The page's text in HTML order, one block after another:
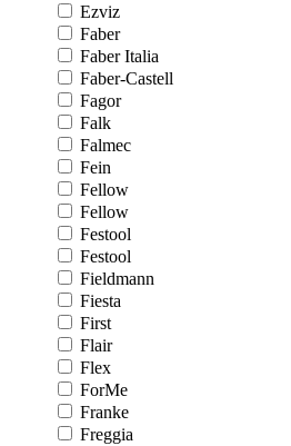
Ezviz
Faber
Faber Italia
Faber-Castell
Fagor
Falk
Falmec
Fein
Fellow
Fellow
Festool
Festool
Fieldmann
Fiesta
First
Flair
Flex
ForMe
Franke
Freggia